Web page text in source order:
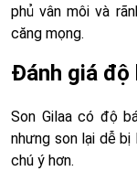
phủ vân môi và
căng mọng.
Đánh giá độ
Son Gilaa có độ
nhưng son lại dễ bị
chú ý hơn.